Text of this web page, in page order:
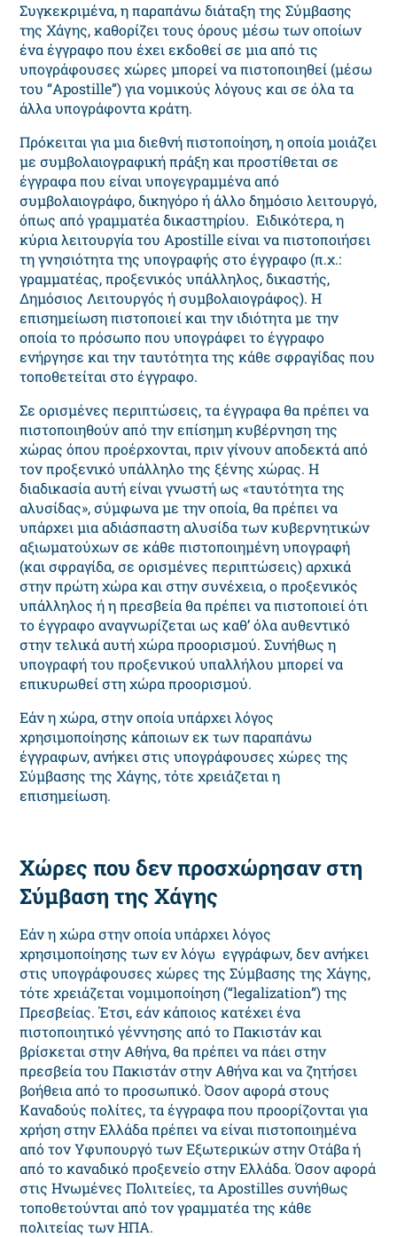
Συγκεκριμένα, η παραπάνω διάταξη της Σύμβασης
της Χάγης, καθορίζει τους όρους μέσω των οποίων
ένα έγγραφο που έχει εκδοθεί σε μια από τις
υπογράφουσες χώρες μπορεί να πιστοποιηθεί (μέσω
του “Apostille”) για νομικούς λόγους και σε όλα τα
άλλα υπογράφοντα κράτη.
Πρόκειται για μια διεθνή πιστοποίηση, η οποία μοιάζει
με συμβολαιογραφική πράξη και προστίθεται σε
έγγραφα που είναι υπογεγραμμένα από
συμβολαιογράφο, δικηγόρο ή άλλο δημόσιο λειτουργό,
όπως από γραμματέα δικαστηρίου. Ειδικότερα, η
κύρια λειτουργία του Apostille είναι να πιστοποιήσει
τη γνησιότητα της υπογραφής στο έγγραφο (π.χ.:
γραμματέας, προξενικός υπάλληλος, δικαστής,
Δημόσιος Λειτουργός ή συμβολαιογράφος). Η
επισημείωση πιστοποιεί και την ιδιότητα με την
οποία το πρόσωπο που υπογράφει το έγγραφο
ενήργησε και την ταυτότητα της κάθε σφραγίδας που
τοποθετείται στο έγγραφο.
Σε ορισμένες περιπτώσεις, τα έγγραφα θα πρέπει να
πιστοποιηθούν από την επίσημη κυβέρνηση της
χώρας όπου προέρχονται, πριν γίνουν αποδεκτά από
τον προξενικό υπάλληλο της ξένης χώρας. Η
διαδικασία αυτή είναι γνωστή ως «ταυτότητα της
αλυσίδας», σύμφωνα με την οποία, θα πρέπει να
υπάρχει μια αδιάσπαστη αλυσίδα των κυβερνητικών
αξιωματούχων σε κάθε πιστοποιημένη υπογραφή
(και σφραγίδα, σε ορισμένες περιπτώσεις) αρχικά
στην πρώτη χώρα και στην συνέχεια, ο προξενικός
υπάλληλος ή η πρεσβεία θα πρέπει να πιστοποιεί ότι
το έγγραφο αναγνωρίζεται ως καθ’ όλα αυθεντικό
στην τελικά αυτή χώρα προορισμού. Συνήθως η
υπογραφή του προξενικού υπαλλήλου μπορεί να
επικυρωθεί στη χώρα προορισμού.
Εάν η χώρα, στην οποία υπάρχει λόγος
χρησιμοποίησης κάποιων εκ των παραπάνω
έγγραφων, ανήκει στις υπογράφουσες χώρες της
Σύμβασης της Χάγης, τότε χρειάζεται η
επισημείωση.
Χώρες που δεν προσχώρησαν στη
Σύμβαση της Χάγης
Εάν η χώρα στην οποία υπάρχει λόγος
χρησιμοποίησης των εν λόγω εγγράφων, δεν ανήκει
στις υπογράφουσες χώρες της Σύμβασης της Χάγης,
τότε χρειάζεται νομιμοποίηση (“legalization”) της
Πρεσβείας. Έτσι, εάν κάποιος κατέχει ένα
πιστοποιητικό γέννησης από το Πακιστάν και
βρίσκεται στην Αθήνα, θα πρέπει να πάει στην
πρεσβεία του Πακιστάν στην Αθήνα και να ζητήσει
βοήθεια από το προσωπικό. Όσον αφορά στους
Καναδούς πολίτες, τα έγγραφα που προορίζονται για
χρήση στην Ελλάδα πρέπει να είναι πιστοποιημένα
από τον Υφυπουργό των Εξωτερικών στην Οτάβα ή
από το καναδικό προξενείο στην Ελλάδα. Όσον αφορά
στις Ηνωμένες Πολιτείες, τα Apostilles συνήθως
τοποθετούνται από τον γραμματέα της κάθε
πολιτείας των ΗΠΑ.